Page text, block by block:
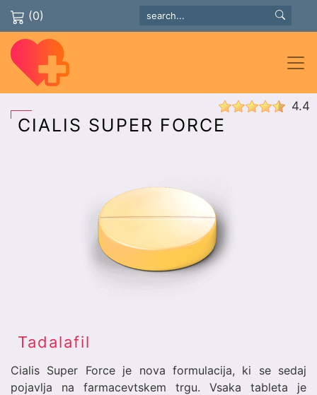
(0)
CIALIS SUPER FORCE
Tadalafil
Cialis Super Force je nova formulacija, ki se sedaj
pojavlja na farmacevtskem trgu. Vsaka tableta je
4.4